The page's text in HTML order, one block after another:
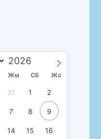
Жм Сб Жс
31 1 2
7 8 9
14 15 16